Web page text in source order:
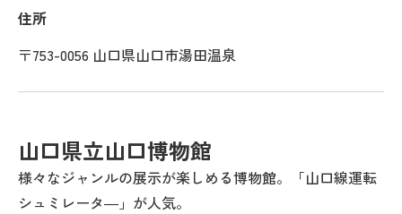
住所
〒753-0056 山口県山口市湯田温泉
山口県立山口博物館
様々なジャンルの展示が楽しめる博物館。「山口線運転
シュミレータ―」が人気。